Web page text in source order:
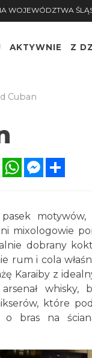
WOJEWÓDZTWA
AKTYWNIE Z
Cuban
TwitterWhatsAppMessenger
motywów,
mixologowie
dobrany
rum i cola
Karaiby z
które
o bras na